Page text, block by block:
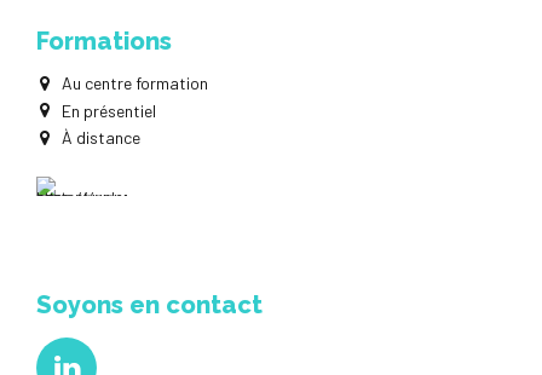
Formations
Au centre formation
En présentiel
À distance
Soyons en contact